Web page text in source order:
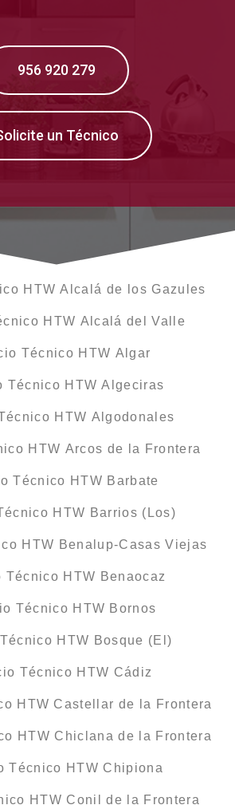
956 920 279
un Técnico
HTW Alcalá de los Gazules
HTW Alcalá del Valle
Técnico HTW Algar
Técnico HTW Algeciras
HTW Algodonales
HTW Arcos de la Frontera
Técnico HTW Barbate
HTW Barrios (Los)
HTW Benalup-Casas Viejas
Técnico HTW Benaocaz
Técnico HTW Bornos
HTW Bosque (El)
Técnico HTW Cádiz
HTW Castellar de la Frontera
HTW Chiclana de la Frontera
Técnico HTW Chipiona
HTW Conil de la Frontera